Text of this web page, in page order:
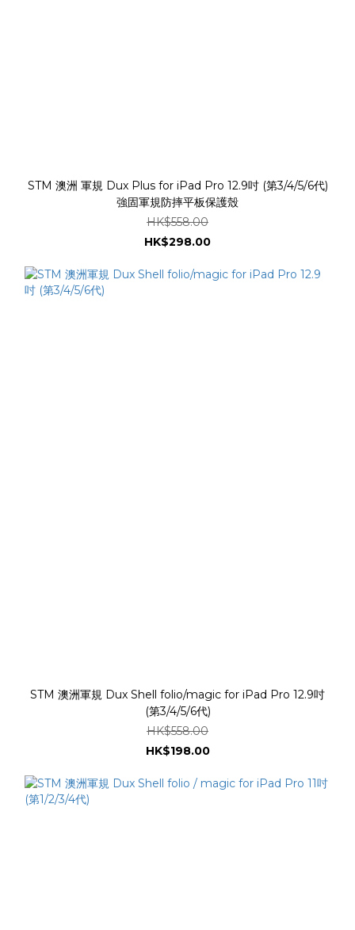
STM 澳洲 軍規 Dux Plus for iPad Pro 12.9吋 (第3/4/5/6代)
強固軍規防摔平板保護殼
HK$558.00
HK$298.00
STM 澳洲軍規 Dux Shell folio/magic for iPad Pro 12.9吋
(第3/4/5/6代)
HK$558.00
HK$198.00